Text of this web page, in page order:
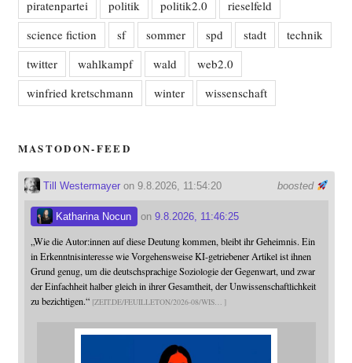
piratenpartei
politik politik2.0
rieselfeld
science fiction
sf sommer spd stadt
technik
twitter
wahlkampf wald
web2.0
winfried kretschmann
winter wissenschaft
MASTODON-FEED
boosted
Till Westermayeron 9.8.2026, 11:54:20
Katharina Nocun on 9.8.2026, 11:46:25
„Wie die Autor:innen auf diese Deutung kommen, bleibt ihr Geheimnis. Ein
in Erkenntnisinteresse wie Vorgehensweise KI-getriebener Artikel ist ihnen
Grund genug, um die deutschsprachige Soziologie der Gegenwart, und zwar
der Einfachheit halber gleich in ihrer Gesamtheit, der Unwissenschaftlichkeit
zu bezichtigen.“ ZEIT.DE/FEUILLETON/2026-08/WIS